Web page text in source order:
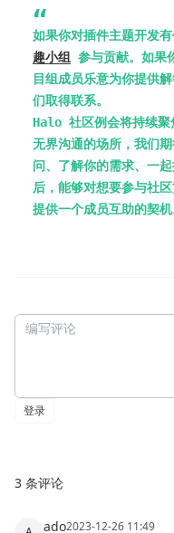
如果你对插件主题开发
趣小组 参与贡献。如果
目组成员乐意为你提供
们取得联系。
Halo 社区例会将持续聚
无界沟通的场所，我们
问、了解你的需求、一
后，能够对想要参与社
提供一个成员互助的契机